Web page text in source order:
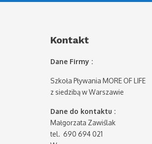
Kontakt
Dane Firmy :
Szkoła Pływania MORE OF LIFE
z siedzibą w Warszawie
Dane do kontaktu :
Małgorzata Zawiślak
tel. 690 694 021